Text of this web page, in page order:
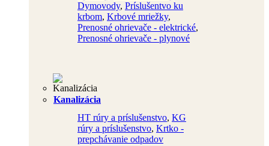
Dymovody, Príslušentvo ku
krbom, Krbové mriežky,
Prenosné ohrievače - elektrické,
Prenosné ohrievače - plynové
Kanalizácia
HT rúry a príslušenstvo, KG
rúry a príslušenstvo, Krtko -
prepchávanie odpadov